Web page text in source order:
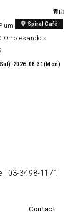
青山
Spiral Café
& Nectarine
Omotesando ×
2026.08.31(Mon)
03-3498-1171
Contact